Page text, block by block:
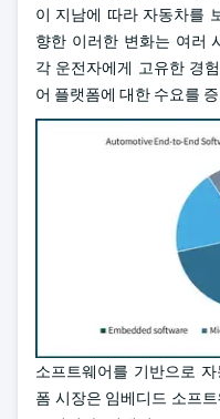
이 지남에 따라 자동차를
향한 이러한 변화는 여러
각 운전자에게 고유한 경
어 플랫폼에 대한 수요를
소프트웨어를 기반으로
폼 시장은 임베디드 소프